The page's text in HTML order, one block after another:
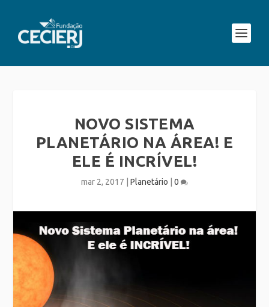
NOVO SISTEMA
PLANETÁRIO NA ÁREA! E
ELE É INCRÍVEL!
mar 2, 2017 Planetário 0